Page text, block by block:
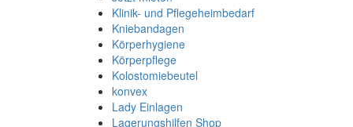
Klinik- und Pflegeheimbedarf
Kniebandagen
Körperhygiene
Körperpflege
Kolostomiebeutel
konvex
Lady Einlagen
Lagerungshilfen Shop